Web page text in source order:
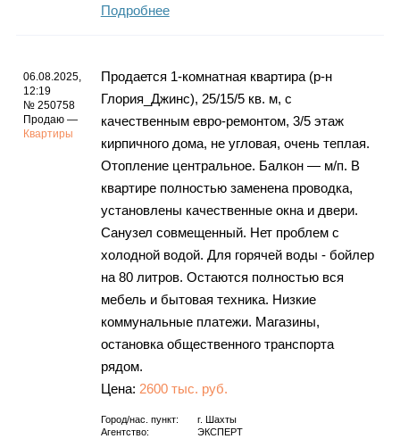
Подробнее
06.08.2025,
12:19
№ 250758
Продаю —
Квартиры
Продается 1-комнатная квартира (р-н
Глория_Джинс), 25/15/5 кв. м, с
качественным евро-ремонтом, 3/5 этаж
кирпичного дома, не угловая, очень теплая.
Отопление центральное. Балкон — м/п. В
квартире полностью заменена проводка,
установлены качественные окна и двери.
Санузел совмещенный. Нет проблем с
холодной водой. Для горячей воды - бойлер
на 80 литров. Остаются полностью вся
мебель и бытовая техника. Низкие
коммунальные платежи. Магазины,
остановка общественного транспорта
рядом.
Цена: 2600 тыс. руб.
Город/нас. пункт: г.
Шахты
Агентство:
ЭКСПЕРТ